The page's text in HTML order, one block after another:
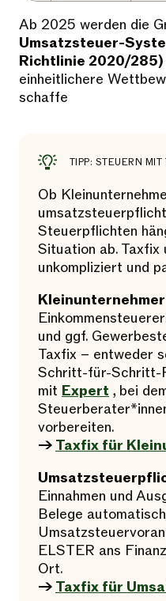
Ab 2025 werden die
Umsatzsteuer-
Richtlinie 2020/285)
einheitlichere
schaffe
TIPP: STEUERN
Ob
Steuerpflichten
Situation ab.
unkompliziert und
und ggf.
Taxfix – entweder
Schritt-für-Schritt-
mit Expert , bei
vorbereiten.
→ Taxfix für
Einnahmen und
Belege
ELSTER ans
Ort.
→ Taxfix für